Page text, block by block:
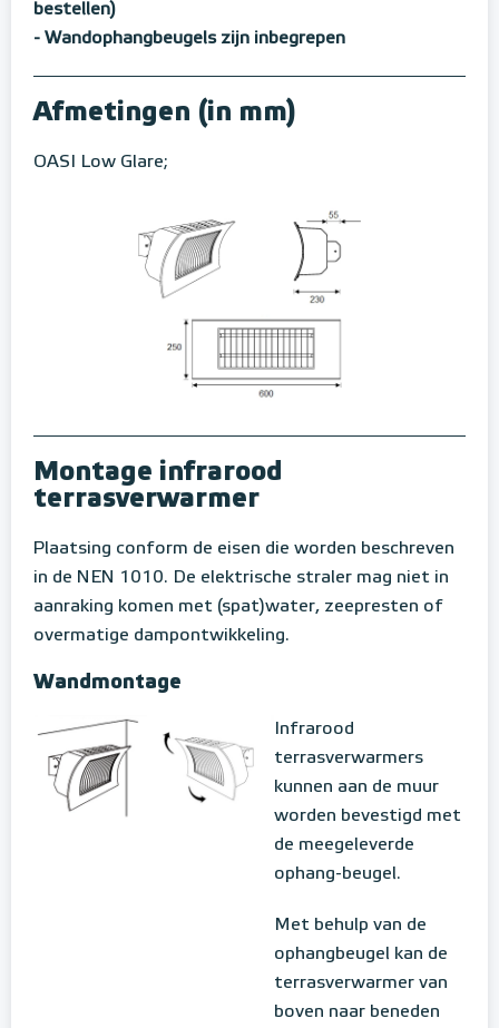
bestellen)
- Wandophangbeugels zijn inbegrepen
Afmetingen (in mm)
OASI Low Glare;
Montage infrarood
terrasverwarmer
Plaatsing conform de eisen die worden beschreven
in de NEN 1010. De elektrische straler mag niet in
aanraking komen met (spat)water, zeepresten of
overmatige dampontwikkeling.
Wandmontage
Infrarood
terrasverwarmers
kunnen aan de muur
worden bevestigd met
de meegeleverde
ophang-beugel.
Met behulp van de
ophangbeugel kan de
terrasverwarmer van
boven naar beneden